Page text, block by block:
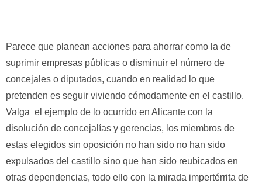
Parece que planean acciones para ahorrar como la de
suprimir empresas públicas o disminuir el número de
concejales o diputados, cuando en realidad lo que
pretenden es seguir viviendo cómodamente en el castillo.
Valga el ejemplo de lo ocurrido en Alicante con la
disolución de concejalías y gerencias, los miembros de
estas elegidos sin oposición no han sido no han sido
expulsados del castillo sino que han sido reubicados en
otras dependencias, todo ello con la mirada impertérrita de